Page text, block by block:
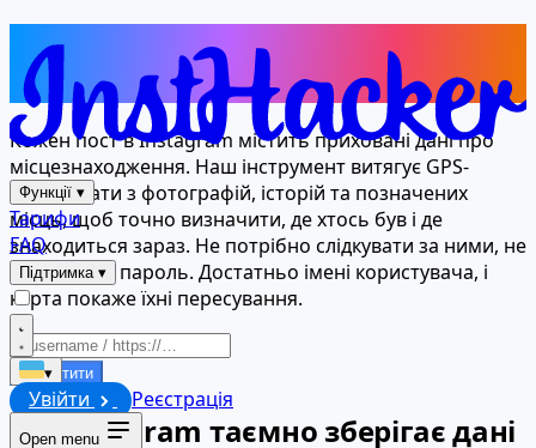
Функції ▾
Тарифи
FAQ
Підтримка ▾
▾
Увійти Реєстрація
Open menu
Визначте місцезнаходження
будь-якої людини через Instagram
Кожен пост в Instagram містить приховані дані про
місцезнаходження. Наш інструмент витягує GPS-
координати з фотографій, історій та позначених
місць, щоб точно визначити, де хтось був і де
знаходиться зараз. Не потрібно слідкувати за ними, не
потрібно їх пароль. Достатньо імені користувача, і
карта покаже їхні пересування.
Запустити
Як Instagram таємно зберігає дані